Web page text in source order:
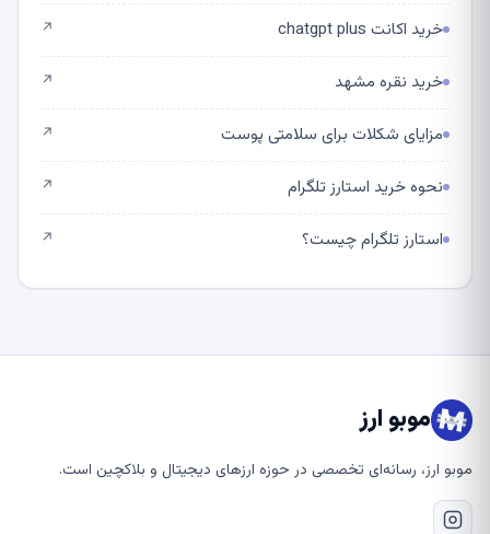
خرید اکانت chatgpt plus ↗
خرید نقره مشهد ↗
مزایای شکلات برای سلامتی پوست ↗
نحوه خرید استارز تلگرام ↗
استارز تلگرام چیست؟ ↗
موبو ارز
موبو ارز، رسانه‌ای تخصصی در حوزه ارزهای دیجیتال و بلاکچین است.